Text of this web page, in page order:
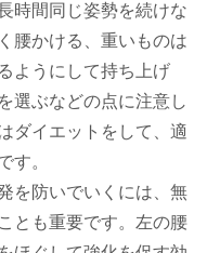
時間同じ姿勢を続けな
腰かける、重いものは
ようにして持ち上げ
選ぶなどの点に注意し
ダイエットをして、適
す。
を防いでいくには、無
とも重要です。左の腰